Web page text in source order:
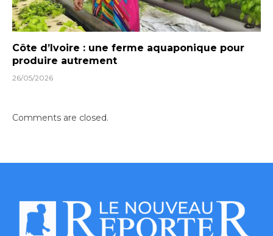
Côte d’Ivoire : une ferme aquaponique pour
produire autrement
26/05/2026
Comments are closed.